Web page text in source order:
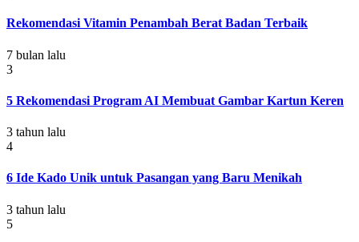
Rekomendasi Vitamin Penambah Berat Badan Terbaik
7 bulan lalu
3
5 Rekomendasi Program AI Membuat Gambar Kartun Keren
3 tahun lalu
4
6 Ide Kado Unik untuk Pasangan yang Baru Menikah
3 tahun lalu
5